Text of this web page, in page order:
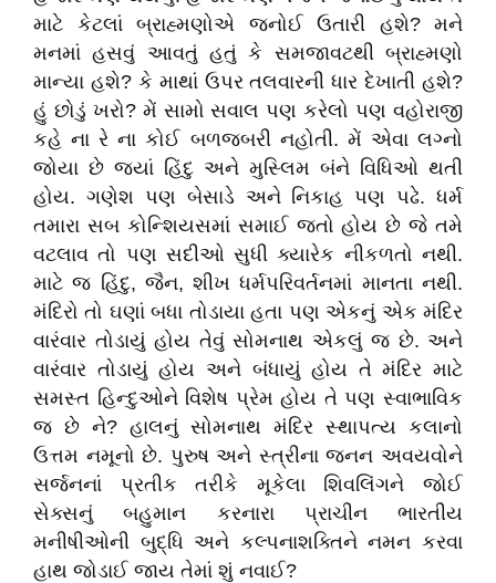
માટે કેટલાં બ્રાહ્મણોએ જનોઈ ઉતારી હશે? મને
મનમાં હસવું આવતું હતું કે સમજાવટથી બ્રાહ્મણો
માન્યા હશે? કે માથાં ઉપર તલવારની ધાર દેખાતી હશે?
હું છોડું ખરો? મેં સામો સવાલ પણ કરેલો પણ વહોરાજી
કહે ના રે ના કોઈ બળજબરી નહોતી. મેં એવા લગ્નો
જોયા છે જ્યાં હિંદુ અને મુસ્લિમ બંને વિધિઓ થતી
હોય. ગણેશ પણ બેસાડે અને નિકાહ પણ પઢે. ધર્મ
તમારા સબ કોન્શિયસમાં સમાઈ જતો હોય છે જે તમે
વટલાવ તો પણ સદીઓ સુધી ક્યારેક નીકળતો નથી.
માટે જ હિંદુ, જૈન, શીખ ધર્મપરિવર્તનમાં માનતા નથી.
મંદિરો તો ઘણાં બધા તોડાયા હતા પણ એકનું એક મંદિર
વારંવાર તોડાયું હોય તેવું સોમનાથ એકલું જ છે. અને
વારંવાર તોડાયું હોય અને બંધાયું હોય તે મંદિર માટે
સમસ્ત હિન્દુઓને વિશેષ પ્રેમ હોય તે પણ સ્વાભાવિક
જ છે ને? હાલનું સોમનાથ મંદિર સ્થાપત્ય કલાનો
ઉત્તમ નમૂનો છે. પુરુષ અને સ્ત્રીના જનન અવયવોને
સર્જનનાં પ્રતીક તરીકે મૂકેલા શિવલિંગને જોઈ
સેક્સનું બહુમાન કરનારા પ્રાચીન ભારતીય
મનીષીઓની બુદ્ધિ અને કલ્પનાશક્તિને નમન કરવા
હાથ જોડાઈ જાય તેમાં શું નવાઈ?